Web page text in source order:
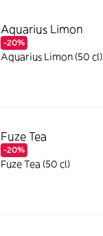
Aquarius Limon
-20%
Aquarius Limon (50 cl)
Fuze Tea
-20%
Fuze Tea (50 cl)